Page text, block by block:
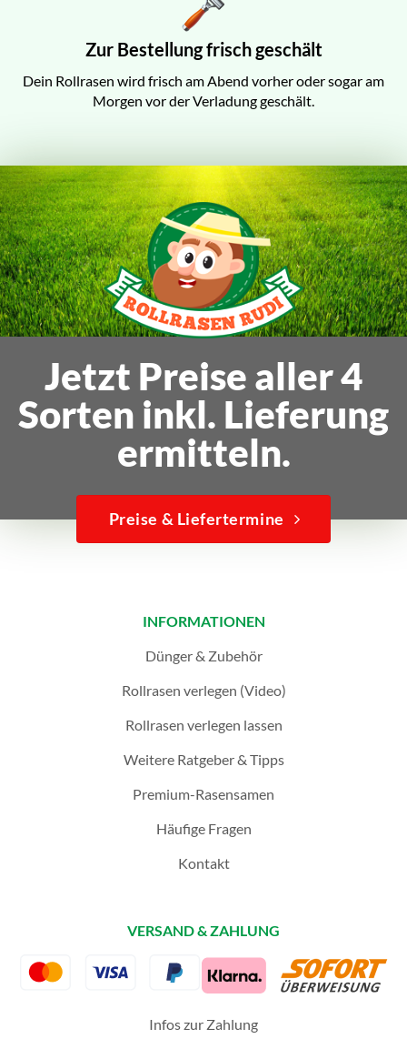
Zur Bestellung frisch geschält
Dein Rollrasen wird frisch am Abend vorher oder sogar am
Morgen vor der Verladung geschält.
Jetzt Preise aller 4
Sorten inkl. Lieferung
ermitteln.
Preise & Liefertermine
INFORMATIONEN
Dünger & Zubehör
Rollrasen verlegen (Video)
Rollrasen verlegen lassen
Weitere Ratgeber & Tipps
Premium-Rasensamen
Häufige Fragen
Kontakt
VERSAND & ZAHLUNG
Infos zur Zahlung